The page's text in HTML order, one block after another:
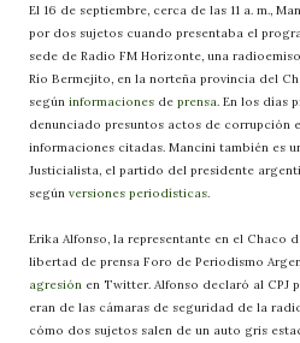
El 16 de septiembre, cerca de las 11 a. m.,
por dos sujetos cuando presentaba el
sede de Radio FM Horizonte, una
Río Bermejito, en la norteña provincia del
según informaciones de prensa. En los días
denunciado presuntos actos de corrupción
informaciones citadas. Mancini también es
Justicialista, el partido del presidente
según versiones periodísticas.
Erika Alfonso, la representante en el Chaco
libertad de prensa Foro de Periodismo
agresión en Twitter. Alfonso declaró al CPJ
eran de las cámaras de seguridad de la
cómo dos sujetos salen de un auto gris